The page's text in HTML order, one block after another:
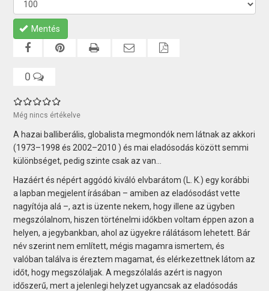
Mentés
0
Még nincs értékelve
A hazai balliberális, globalista megmondók nem látnak az akkori
(1973–1998 és 2002–2010 ) és mai eladósodás között semmi
különbséget, pedig szinte csak az van...
Hazáért és népért aggódó kiváló elvbarátom (L. K.) egy korábbi
a lapban megjelent írásában – amiben az eladósodást vette
nagyítója alá –, azt is üzente nekem, hogy illene az ügyben
megszólalnom, hiszen történelmi időkben voltam éppen azon a
helyen, a jegybankban, ahol az ügyekre rálátásom lehetett. Bár
név szerint nem említett, mégis magamra ismertem, és
valóban találva is éreztem magamat, és elérkezettnek látom az
időt, hogy megszólaljak. A megszólalás azért is nagyon
időszerű, mert a jelenlegi helyzet ugyancsak az eladósodás